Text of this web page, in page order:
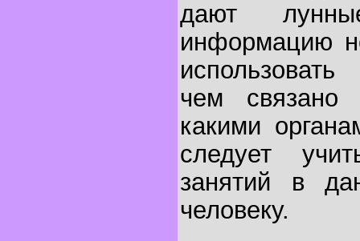
дают
информацию
чем связано
какими
следует
занятий в
человеку.